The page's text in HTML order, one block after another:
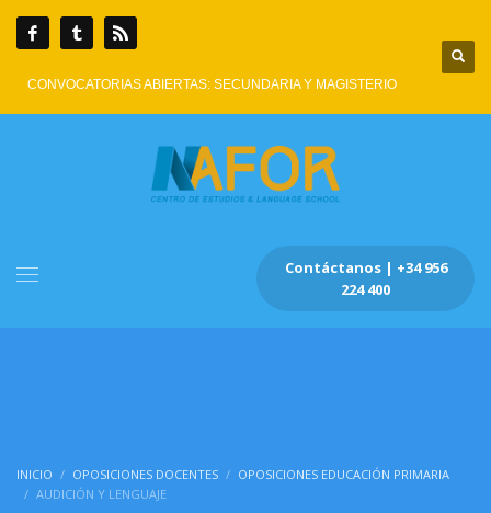
CONVOCATORIAS ABIERTAS: SECUNDARIA Y MAGISTERIO
Contáctanos | +34 956
224 400
INICIO OPOSICIONES DOCENTES
OPOSICIONES EDUCACIÓN PRIMARIA
AUDICIÓN Y LENGUAJE